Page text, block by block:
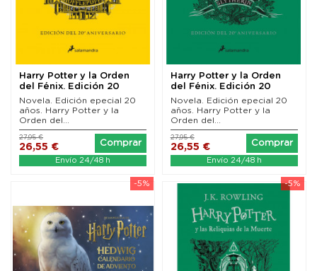
Harry Potter y la Orden
del Fénix. Edición 20
aniversario...
Novela. Edición epecial 20
años. Harry Potter y la
Orden del...
26,55 €
27,95 €
Comprar
Envío 24/48 h
Harry Potter y la Orden
del Fénix. Edición 20
aniversario...
Novela. Edición epecial 20
años. Harry Potter y la
Orden del...
26,55 €
27,95 €
Comprar
Envío 24/48 h
-5% -5%